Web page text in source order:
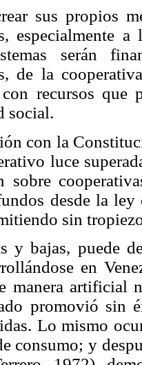
sus propios
especialmente
serán
de la
recursos que
social.
con la
luce
sobre
desde la
sin
y bajas, puede
en
manera artificial
promovió sin
Lo mismo
consumo; y